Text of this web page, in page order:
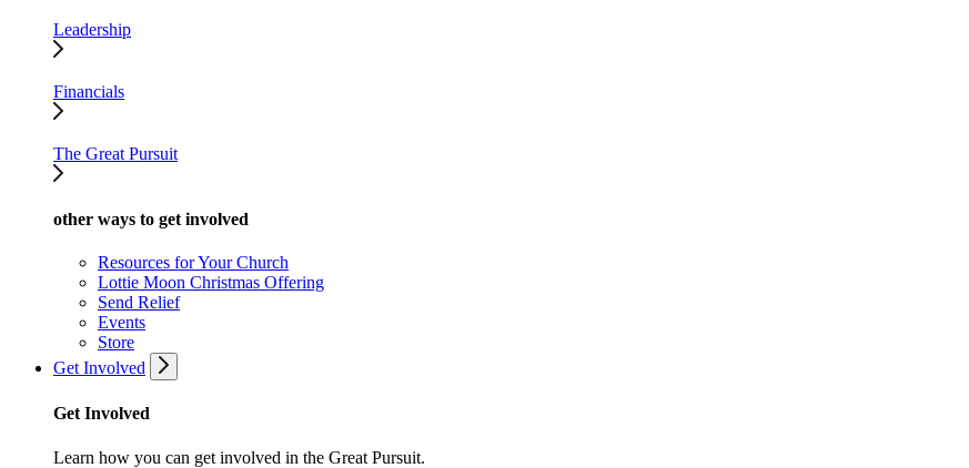
Leadership
Financials
The Great Pursuit
other ways to get involved
Resources for Your Church
Lottie Moon Christmas Offering
Send Relief
Events
Store
Get Involved
Get Involved
Learn how you can get involved in the Great Pursuit.